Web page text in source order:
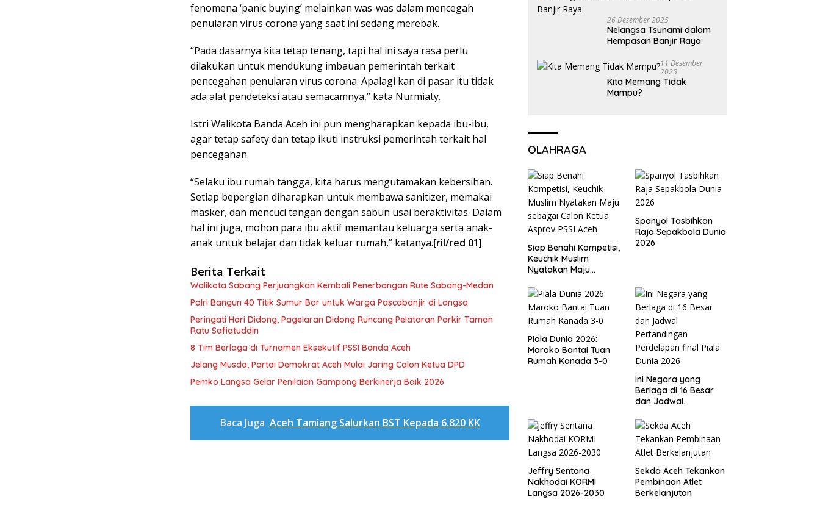
fenomena ‘panic buying’ melainkan was-was dalam mencegah
penularan virus corona yang saat ini sedang merebak.
“Pada dasarnya kita tetap tenang, tapi hal ini saya rasa perlu
dilakukan untuk mendukung imbauan pemerintah terkait
pencegahan penularan virus corona. Apalagi kan di pasar itu tidak
ada alat pendeteksi atau semacamnya,” kata Nurmiaty.
Istri Walikota Banda Aceh ini pun mengharapkan kepada ibu-ibu,
agar tetap safety dan tetap ikuti instruksi pemerintah terkait hal
pencegahan.
“Selaku ibu rumah tangga, kita harus mengutamakan kebersihan.
Setiap bepergian diharapkan untuk membawa sanitizer, memakai
masker, dan mencuci tangan dengan sabun usai beraktivitas. Dalam
hal ini juga, mohon para ibu aktif memantau keluarga serta anak-
anak untuk belajar dan tidak keluar rumah,” katanya.[ril/red 01]
Berita Terkait
Walikota Sabang Perjuangkan Kembali Penerbangan Rute Sabang-Medan
Polri Bangun 40 Titik Sumur Bor untuk Warga Pascabanjir di Langsa
Peringati Hari Didong, Pagelaran Didong Runcang Pelataran Parkir Taman
Ratu Safiatuddin
8 Tim Berlaga di Turnamen Eksekutif PSSI Banda Aceh
Jelang Musda, Partai Demokrat Aceh Mulai Jaring Calon Ketua DPD
Pemko Langsa Gelar Penilaian Gampong Berkinerja Baik 2026
Baca Juga Aceh Tamiang Salurkan BST Kepada 6.820 KK
26 Desember 2025
Nelangsa Tsunami dalam
Hempasan Banjir Raya
11 Desember
2025
Kita Memang Tidak
Mampu?
OLAHRAGA
Siap Benahi Kompetisi,
Keuchik Muslim
Nyatakan Maju
Asprov PSSI Aceh
Spanyol Tasbihkan
Raja Sepakbola Dunia
2026
Piala Dunia 2026:
Maroko Bantai Tuan
Rumah Kanada 3-0
Ini Negara yang
Berlaga di 16 Besar
dan Jadwal
Perdelapan final Piala
Dunia 2026
Jeffry Sentana
Nakhodai KORMI
Langsa 2026-2030
Sekda Aceh Tekankan
Pembinaan Atlet
Berkelanjutan